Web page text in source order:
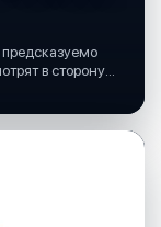
в сторону